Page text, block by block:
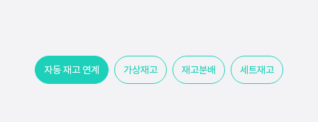
자동 재고 연계 가상재고 재고분배 세트재고